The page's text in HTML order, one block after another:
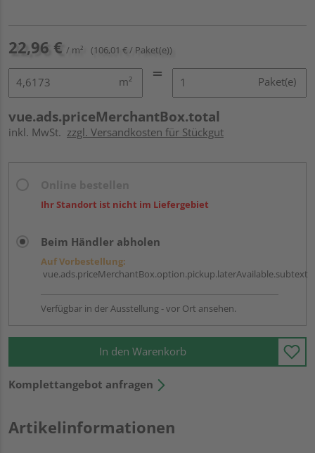
22,96 € / m² (106,01 € / Paket(e))
m² Paket(e)
vue.ads.priceMerchantBox.total
inkl. MwSt. zzgl. Versandkosten für Stückgut
Ihr Standort ist nicht im Liefergebiet
Beim Händler abholen
Auf Vorbestellung:
vue.ads.priceMerchantBox.option.pickup.laterAvailable.subtext
Verfügbar in der Ausstellung - vor Ort ansehen.
In den Warenkorb
Komplettangebot anfragen
Artikelinformationen